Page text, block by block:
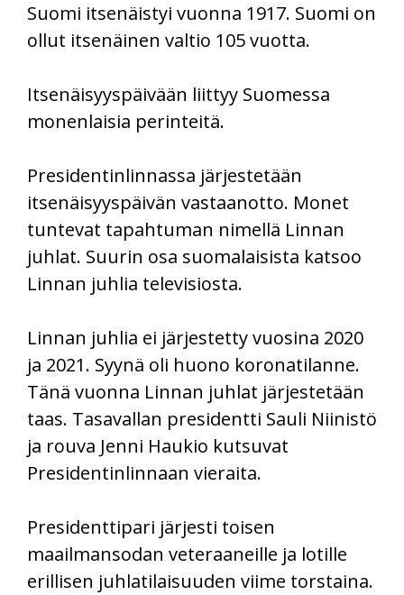
Suomi itsenäistyi vuonna 1917. Suomi on
ollut itsenäinen valtio 105 vuotta.
Itsenäisyyspäivään liittyy Suomessa
monenlaisia perinteitä.
Presidentinlinnassa järjestetään
itsenäisyyspäivän vastaanotto. Monet
tuntevat tapahtuman nimellä Linnan
juhlat. Suurin osa suomalaisista katsoo
Linnan juhlia televisiosta.
Linnan juhlia ei järjestetty vuosina 2020
ja 2021. Syynä oli huono koronatilanne.
Tänä vuonna Linnan juhlat järjestetään
taas. Tasavallan presidentti Sauli Niinistö
ja rouva Jenni Haukio kutsuvat
Presidentinlinnaan vieraita.
Presidenttipari järjesti toisen
maailmansodan veteraaneille ja lotille
erillisen juhlatilaisuuden viime torstaina.